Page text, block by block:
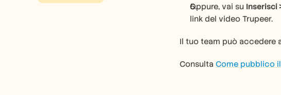
Oppure, vai su Inserisci
link del video Trupeer.
Il tuo team può accedere
Consulta Come pubblico